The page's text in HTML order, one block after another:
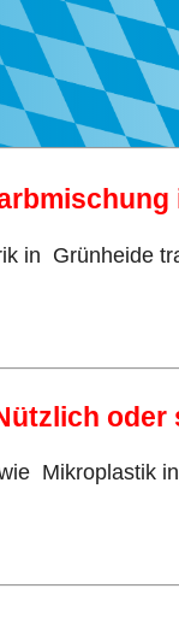
in Grünheide
oder
Mikroplastik